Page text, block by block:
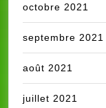
octobre 2021
septembre 2021
août 2021
juillet 2021